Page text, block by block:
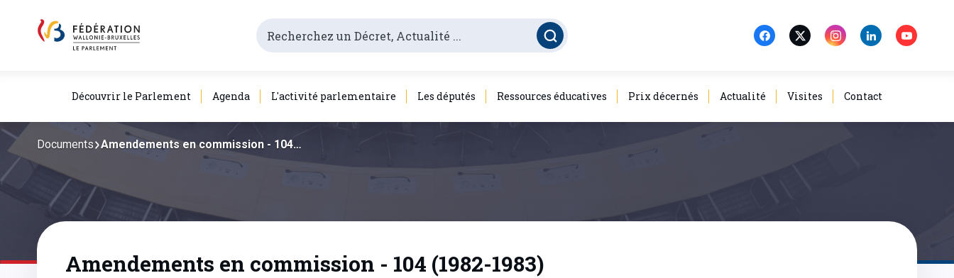
Découvrir le Parlement Agenda L'activité parlementaire Les députés Ressources éducatives Prix décernés Actualité Visites Contact
Documents Amendements en commission - 104…
Amendements en commission - 104 (1982-1983)